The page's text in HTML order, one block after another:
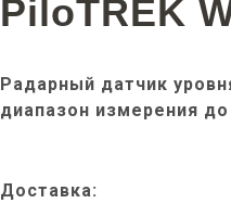
PiloTREK
Радарный датчик
диапазон измерения
Доставка: